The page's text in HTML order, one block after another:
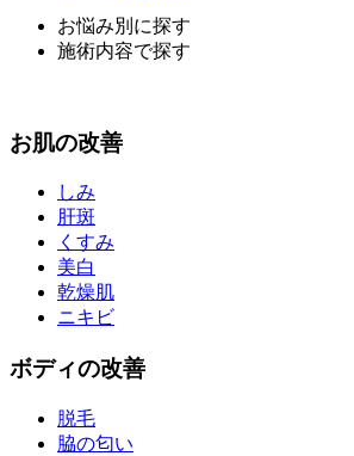
お悩み別に探す
施術内容で探す
お肌の改善
しみ
肝斑
くすみ
美白
乾燥肌
ニキビ
ボディの改善
脱毛
脇の匂い